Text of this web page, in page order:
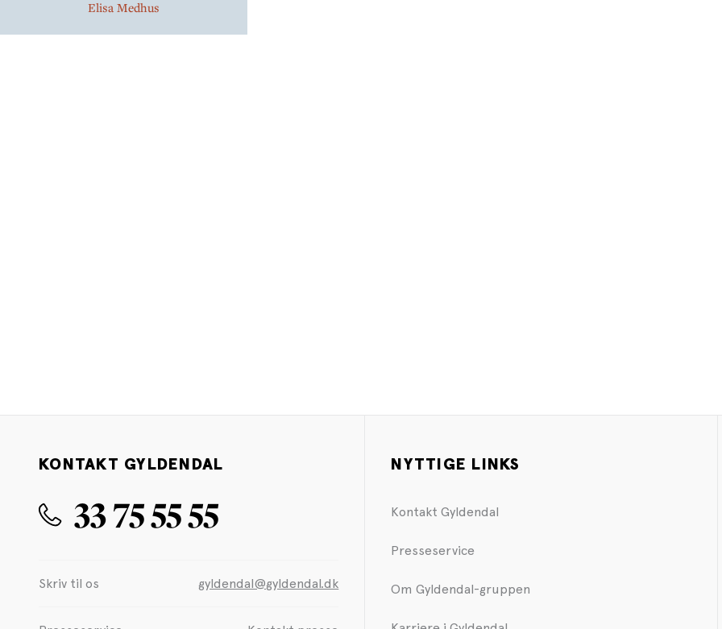
Elisa Medhus
KONTAKT GYLDENDAL
33 75 55 55
Skriv til os gyldendal@gyldendal.dk
NYTTIGE LINKS
Kontakt Gyldendal
Presseservice
Om Gyldendal-gruppen